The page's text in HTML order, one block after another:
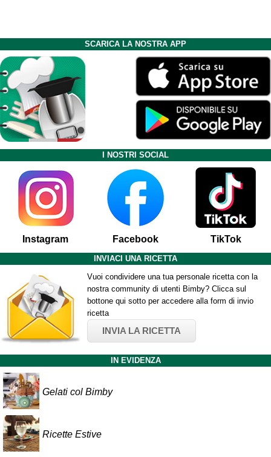
SCARICA LA NOSTRA APP
I NOSTRI SOCIAL
Instagram Facebook TikTok
INVIACI UNA RICETTA
Vuoi condividere una tua personale ricetta con la
nostra community di utenti Bimby? Clicca sul
bottone qui sotto per accedere alla form di invio
ricetta
INVIA LA RICETTA
IN EVIDENZA
Gelati col Bimby
Ricette Estive